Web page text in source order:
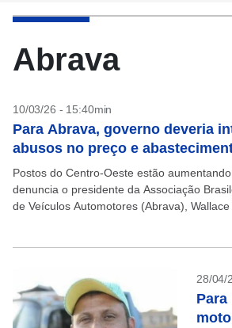
Abrava
10/03/26 - 15:40min
Para Abrava, governo deveria
abusos no preço e
Postos do Centro-Oeste estão
denuncia o presidente da Associação
de Veículos Automotores (Abrava),
28/04/